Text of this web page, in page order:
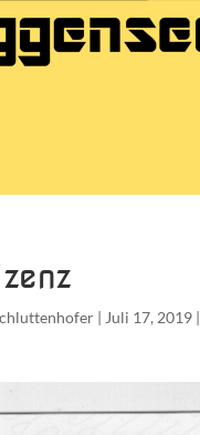
| Juli 17, 2019|